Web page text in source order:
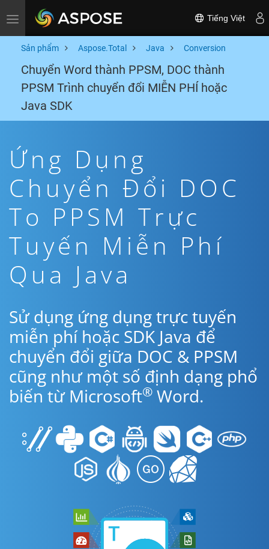
Toggle navigation Tiếng Việt
Sản phẩm Aspose.Total Java Conversion
Chuyển Word thành PPSM, DOC thành
PPSM Trình chuyển đổi MIỄN PHÍ hoặc
Java SDK
Ứng Dụng
Chuyển Đổi DOC
To PPSM Trực
Tuyến Miễn Phí
Qua Java
Sử dụng ứng dụng trực tuyến
miễn phí hoặc SDK Java để
chuyển đổi giữa DOC & PPSM
cũng như một số định dạng phổ
biến từ Microsoft® Word.